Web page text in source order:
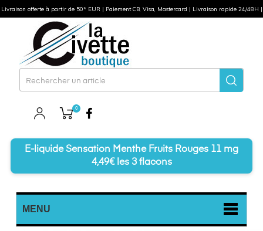
0
E-liquide Sensation Menthe Fruits Rouges 11 mg
4,49€ les 3 flacons
MENU
Livraison offerte à partir de 50* EUR | Paiement CB, Visa, Mastercard | Livraison rapide 24/48H |